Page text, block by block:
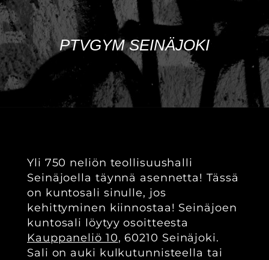
PTVGYM SEINÄJOKI
Yli 750 neliön teollisuushalli
Seinäjoella täynnä asennetta! Tässä
on kuntosali sinulle, jos
kehittyminen kiinnostaa! Seinäjoen
kuntosali löytyy osoitteesta
Kauppaneliö 10, 60210 Seinäjoki.
Sali on auki kulkutunnisteella tai